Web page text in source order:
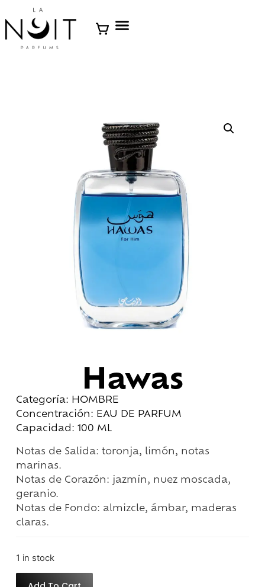
Hawas
Categoría: HOMBRE
Concentración: EAU DE PARFUM
Capacidad: 100 ML
Notas de Salida: toronja, limón, notas
marinas.
Notas de Corazón: jazmín, nuez moscada,
geranio.
Notas de Fondo: almizcle, ámbar, maderas
claras.
1 in stock